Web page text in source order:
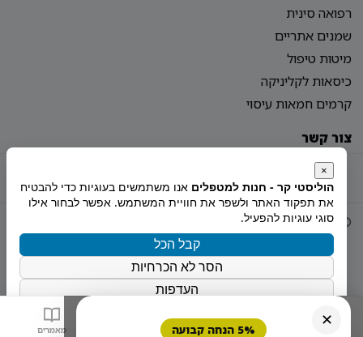
רפואה סינית
שמנים אתריים
מיטות טיפול
כיסאות לקליניקה
קרמים חמאות עיסוי
צור קשר
© 2026 Holistiy
חנות מאמרים
✕
5% הנחה קבועה
×
הוליסטי קר - חנות למטפלים אנו משתמשים בעוגיות כדי להבטיח
את תפקוד האתר ולשפר את חוויית המשתמש. אפשר לבחור אילו
סוגי עוגיות להפעיל.
קבל הכל
הסר לא הכרחיות
העדפות